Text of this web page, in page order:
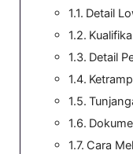
Detail
Detail
Cara